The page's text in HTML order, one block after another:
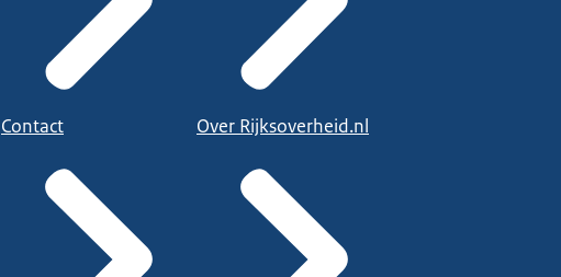
Contact Over Rijksoverheid.nl